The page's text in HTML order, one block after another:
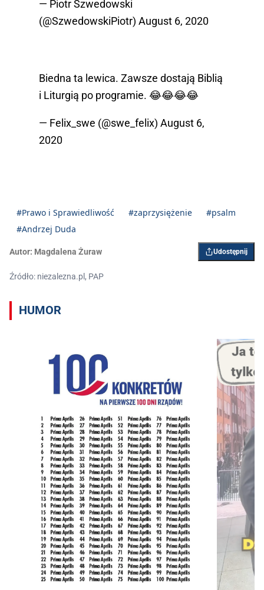
— Piotr Szwedowski
(@SzwedowskiPiotr) August 6, 2020
Biedna ta lewica. Zawsze dostają Biblią
i Liturgią po programie. 😂😂😂😂
— Felix_swe (@swe_felix) August 6,
2020
#Prawo i Sprawiedliwość #zaprzysiężenie
#psalm
#Andrzej Duda
Autor: Magdalena Żuraw Udostępnij
Źródło: niezalezna.pl, PAP
HUMOR